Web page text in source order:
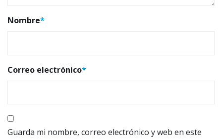
Nombre*
Correo electrónico*
Guarda mi nombre, correo electrónico y web en este